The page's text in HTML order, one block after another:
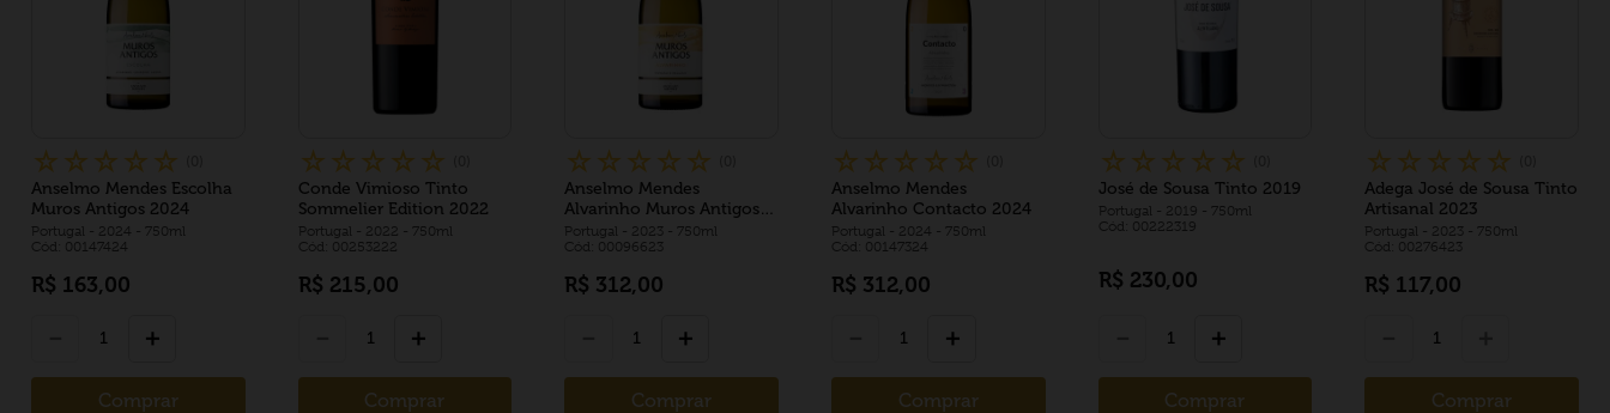
☆ ☆ ☆ ☆ ☆
Anselmo Mendes Escolha
Muros Antigos 2024
Portugal - 2024 - 750ml
Cód: 00147424
R$ 163,00
＋
Comprar
☆ ☆ ☆ ☆ ☆
Conde Vimioso Tinto
Sommelier Edition 2022
Portugal - 2022 - 750ml
Cód: 00253222
R$ 215,00
＋
Comprar
☆ ☆ ☆ ☆ ☆
Anselmo Mendes
Alvarinho Muros Antigos
2023
Portugal - 2023 - 750ml
Cód: 00096623
R$ 312,00
＋
Comprar
☆ ☆ ☆ ☆ ☆
Anselmo Mendes
Alvarinho Contacto 2024
Portugal - 2024 - 750ml
Cód: 00147324
R$ 312,00
＋
Comprar
☆ ☆ ☆ ☆ ☆
José de Sousa Tinto 2019
Portugal - 2019 - 750ml
Cód: 00222319
R$ 230,00
＋
Comprar
☆ ☆ ☆ ☆ ☆
Adega José de Sousa Tinto
Artisanal 2023
Portugal - 2023 - 750ml
Cód: 00276423
R$ 117,00
Comprar